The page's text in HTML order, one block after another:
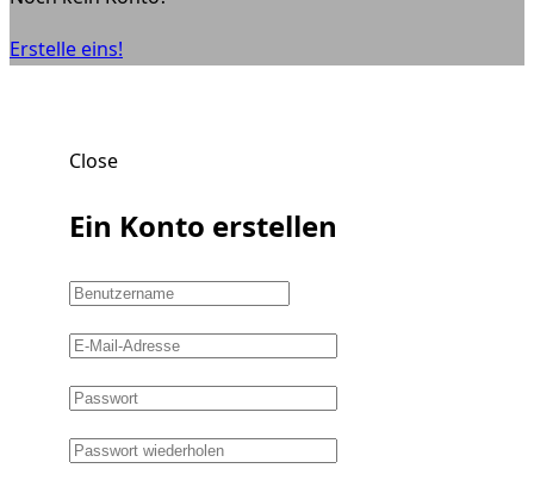
Erstelle eins!
Close
Ein Konto erstellen